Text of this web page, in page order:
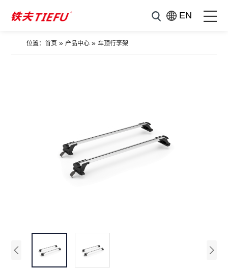
EN
位置：首页 » 产品中心 »车顶行李架